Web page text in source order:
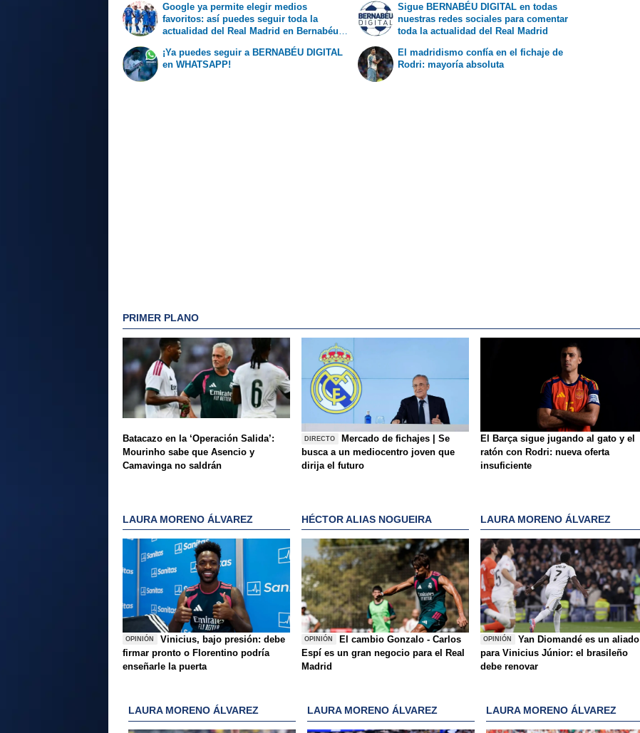
Google ya permite elegir medios
favoritos: así puedes seguir toda la
actualidad del Real Madrid en Bernabéu
¡Ya puedes seguir a BERNABÉU DIGITAL
en WHATSAPP!
Sigue BERNABÉU DIGITAL en todas
nuestras redes sociales para comentar
toda la actualidad del Real Madrid
El madridismo confía en el fichaje de
Rodri: mayoría absoluta
PRIMER PLANO
Batacazo en la ‘Operación Salida’:
Mourinho sabe que Asencio y
Camavinga no saldrán
DIRECTO
Mercado de fichajes | Se
busca a un mediocentro joven que
dirija el futuro
El Barça sigue jugando al gato y el
ratón con Rodri: nueva oferta
insuficiente
LAURA MORENO ÁLVAREZ
OPINIÓN
Vinicius, bajo presión: debe
firmar pronto o Florentino podría
enseñarle la puerta
HÉCTOR ALIAS NOGUEIRA
OPINIÓN
El cambio Gonzalo - Carlos
Espí es un gran negocio para el Real
Madrid
LAURA MORENO ÁLVAREZ
OPINIÓN
Yan Diomandé es un aliado
para Vinicius Júnior: el brasileño
debe renovar
LAURA MORENO ÁLVAREZ LAURA MORENO ÁLVAREZ LAURA MORENO ÁLVAREZ